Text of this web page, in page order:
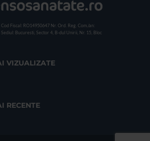
Cod Fiscal: RO14950647 Nr. Ord. Reg. Com./an:
Sediul: Bucuresti, Sector 4, B-dul Unirii, Nr. 15, Bloc
VIZUALIZATE
RECENTE